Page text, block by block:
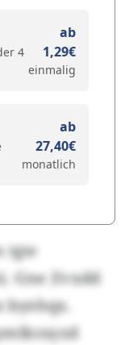
4
ab
1,29€
einmalig
ab
27,40€
monatlich
tgw
Gne Zvxdd